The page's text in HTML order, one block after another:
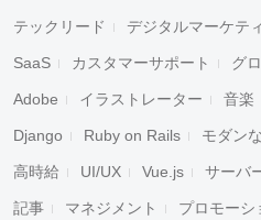
テックリード デジタルマーケテ
SaaS カスタマーサポート グ
Adobe イラストレーター 音楽
Django Ruby on Rails モダン
高時給 UI/UX Vue.js サーバ
記事 マネジメント プロモーシ